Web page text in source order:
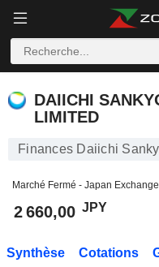
DAIICHI
LIMITED
Finances Daiichi
Marché Fermé - Japan Exchange
2 660,00 JPY
Synthèse Cotations